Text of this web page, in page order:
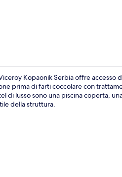
Kopaonik Serbia offre accesso
prima di farti coccolare con
di lusso sono una piscina coperta,
della struttura.